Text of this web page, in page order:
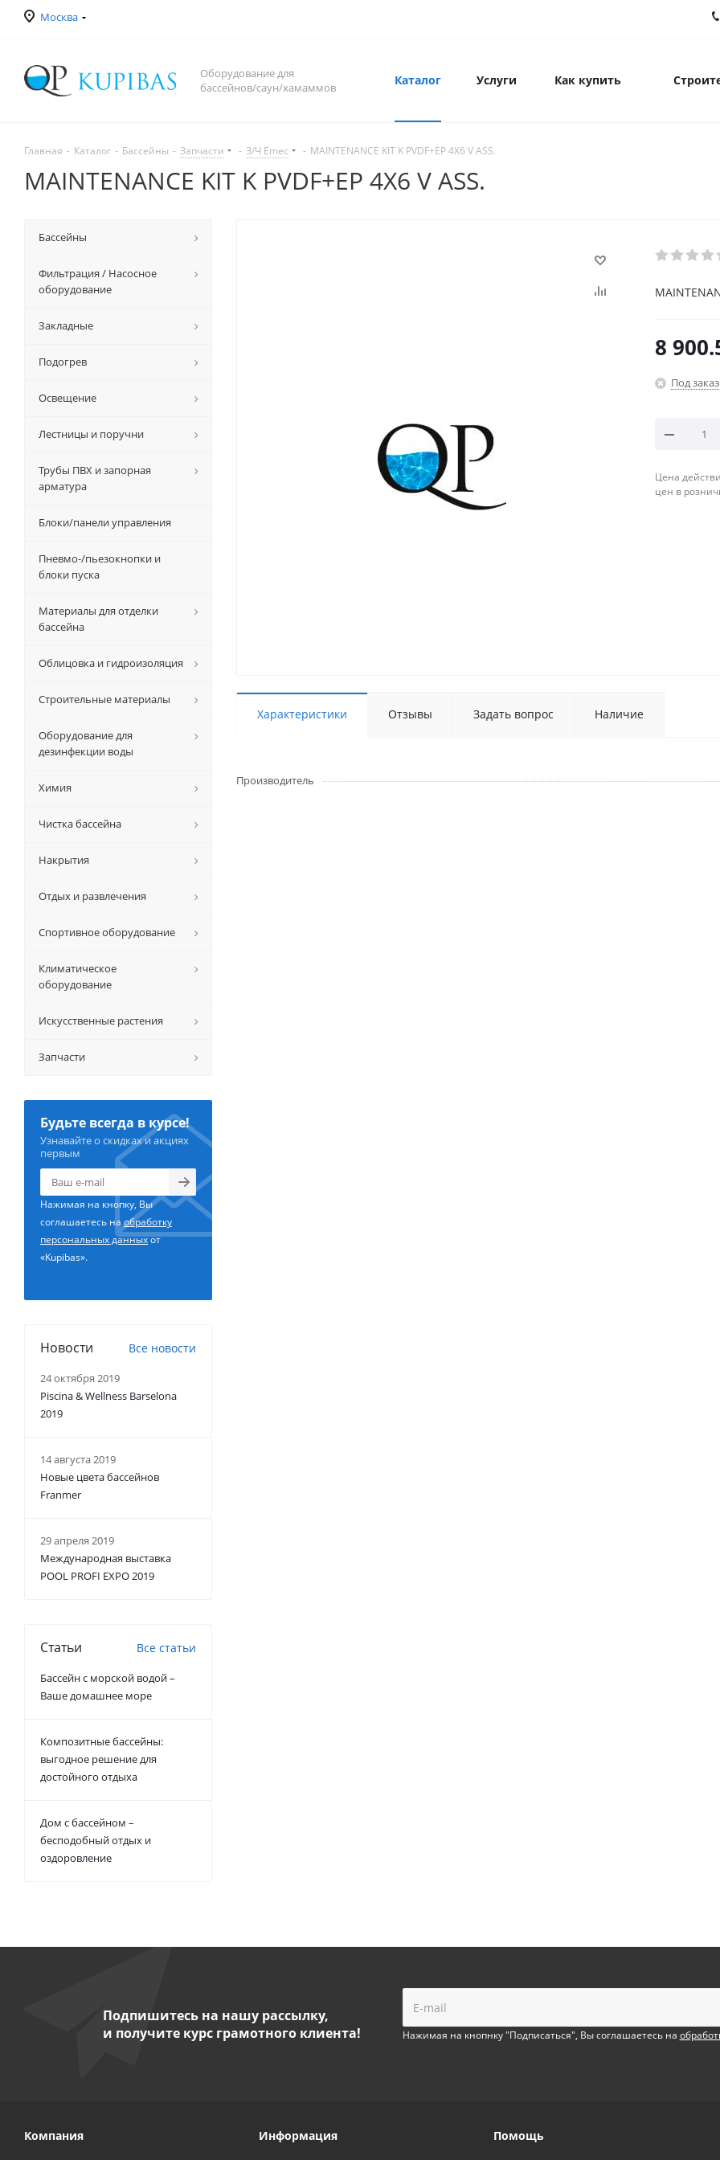
Москва
Оборудование для
бассейнов/саун/хамаммов
Каталог Услуги Как купить
Главная - Каталог - Бассейны - Запчасти - З/Ч Emec - MAINTENANCE KIT K PVDF+EP 4X6 V ASS.
MAINTENANCE KIT K PVDF+EP 4X6 V ASS.
8
Под заказ
Цена
цен в
Характеристики Отзывы Задать вопрос Наличие
Производитель
Бассейны
Фильтрация / Насосное
оборудование
Закладные
Подогрев
Освещение
Лестницы и поручни
Трубы ПВХ и запорная
арматура
Блоки/панели управления
Пневмо-/пьезокнопки и
блоки пуска
Материалы для отделки
бассейна
Облицовка и гидроизоляция
Строительные материалы
Оборудование для
дезинфекции воды
Химия
Чистка бассейна
Накрытия
Отдых и развлечения
Спортивное оборудование
Климатическое
оборудование
Искусственные растения
Запчасти
Будьте всегда в курсе!
Узнавайте о скидках и акциях
первым
Нажимая на кнопку, Вы
соглашаетесь наобработку
персональных данныхот
«Kupibas».
Новости Все новости
24 октября 2019
Piscina & Wellness Barselona
2019
14 августа 2019
Новые цвета бассейнов
Franmer
29 апреля 2019
Международная выставка
POOL PROFI EXPO 2019
Статьи Все статьи
Бассейн с морской водой –
Ваше домашнее море
Композитные бассейны:
выгодное решение для
достойного отдыха
Дом с бассейном –
бесподобный отдых и
оздоровление
Подпишитесь на нашу рассылку,
и получите курс грамотного клиента!
Нажимая на кнопнку "Подписаться", Вы соглашаетесь на
Компания Информация Помощь